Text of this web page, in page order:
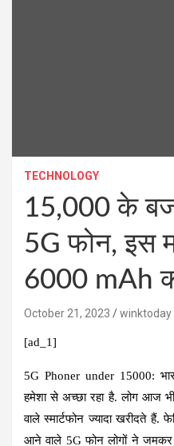
TECHNOLOGY
15,000 के
5G फोन, इस
6000 mAh
October 21, 2023 winktoday
[ad_1]
5G Phoner under 15000:
हमेशा से अच्छा रहा है. लोग आज
वाले स्मार्टफोन ज्यादा खरीदते
आने वाले 5G फोन लोगों ने